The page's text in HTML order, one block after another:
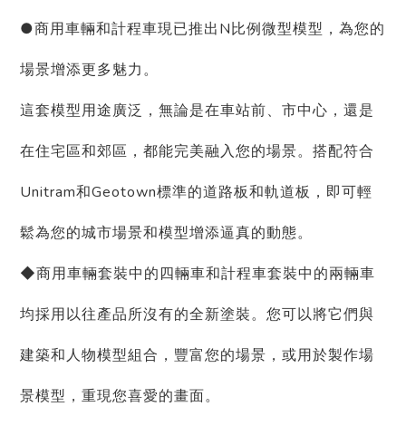
●商用車輛和計程車現已推出N比例微型模型，為您的
場景增添更多魅力。
這套模型用途廣泛，無論是在車站前、市中心，還是
在住宅區和郊區，都能完美融入您的場景。搭配符合
Unitram和Geotown標準的道路板和軌道板，即可輕
鬆為您的城市場景和模型增添逼真的動態。
◆商用車輛套裝中的四輛車和計程車套裝中的兩輛車
均採用以往產品所沒有的全新塗裝。您可以將它們與
建築和人物模型組合，豐富您的場景，或用於製作場
景模型，重現您喜愛的畫面。